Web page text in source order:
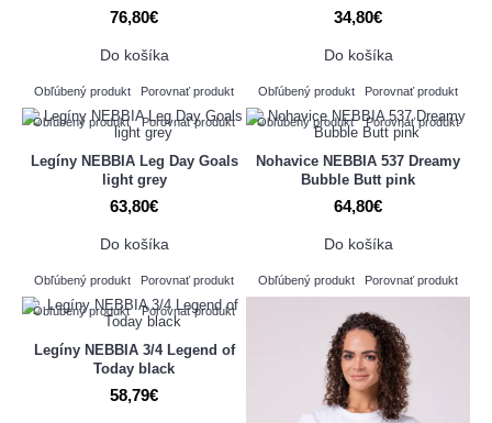
76,80€
Do košíka
Obľúbený produkt Porovnať produkt
34,80€
Do košíka
Obľúbený produkt Porovnať produkt
Obľúbený produkt Porovnať produkt
Legíny NEBBIA Leg Day Goals
light grey
63,80€
Do košíka
Obľúbený produkt Porovnať produkt
Obľúbený produkt Porovnať produkt
Nohavice NEBBIA 537 Dreamy
Bubble Butt pink
64,80€
Do košíka
Obľúbený produkt Porovnať produkt
Obľúbený produkt Porovnať produkt
Legíny NEBBIA 3/4 Legend of
Today black
58,79€